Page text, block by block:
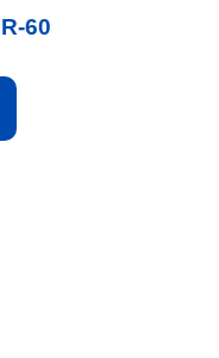
60